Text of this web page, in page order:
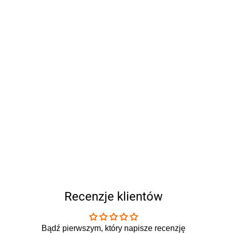
Recenzje klientów
Bądź pierwszym, który napisze recenzję